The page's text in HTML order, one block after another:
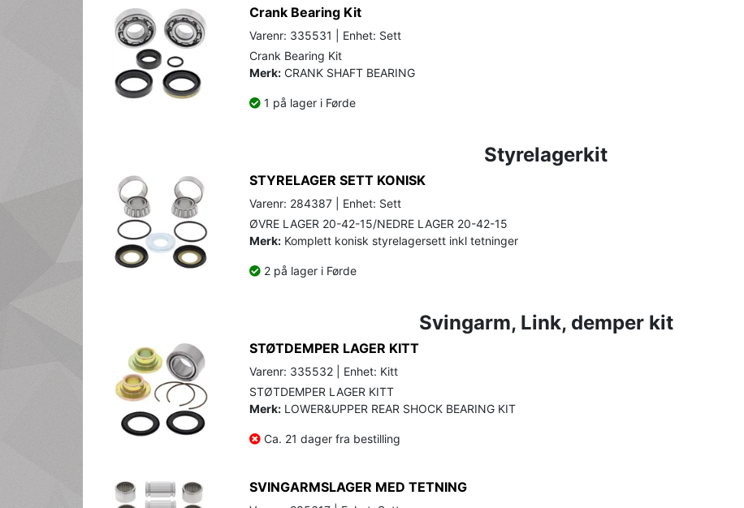
Crank Bearing Kit
Varenr: 335531 | Enhet: Sett
Crank Bearing Kit
Merk: CRANK SHAFT BEARING
1 på lager i Førde
Styrelagerkit
STYRELAGER SETT KONISK
Varenr: 284387 | Enhet: Sett
ØVRE LAGER 20-42-15/NEDRE LAGER 20-42-15
Merk: Komplett konisk styrelagersett inkl tetninger
2 på lager i Førde
Svingarm, Link, demper kit
STØTDEMPER LAGER KITT
Varenr: 335532 | Enhet: Kitt
STØTDEMPER LAGER KITT
Merk: LOWER&UPPER REAR SHOCK BEARING KIT
Ca. 21 dager fra bestilling
SVINGARMSLAGER MED TETNING